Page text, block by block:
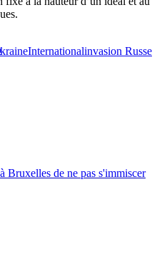
Internationalinvasion Russe
de ne pas s'immiscer